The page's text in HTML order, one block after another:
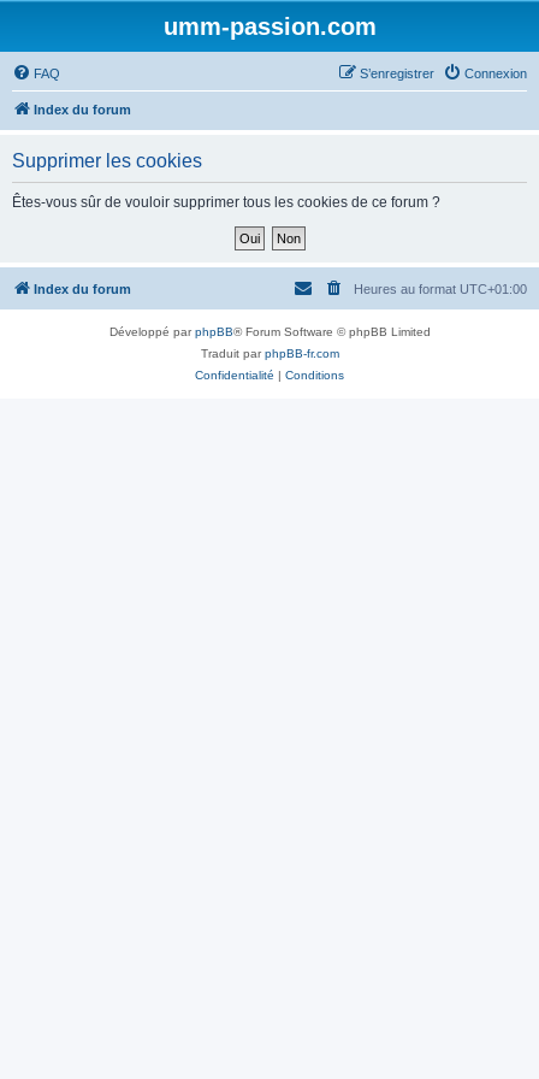
umm-passion.com
FAQ Connexion
S’enregistrer
Index du forum
Supprimer les cookies
Êtes-vous sûr de vouloir supprimer tous les cookies de ce forum ?
Index du forum Heures au format UTC+01:00
Développé parphpBB® Forum Software © phpBB Limited
Traduit parphpBB-fr.com
Confidentialité | Conditions